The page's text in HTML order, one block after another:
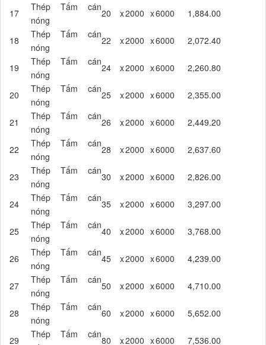
17
Thép Tấm cán
nóng
20 x2000 x6000 1,884.00
18
Thép Tấm cán
nóng
22 x2000 x6000 2,072.40
19
Thép Tấm cán
nóng
24 x2000 x6000 2,260.80
20
Thép Tấm cán
nóng
25 x2000 x6000 2,355.00
21
Thép Tấm cán
nóng
26 x2000 x6000 2,449.20
22
Thép Tấm cán
nóng
28 x2000 x6000 2,637.60
23
Thép Tấm cán
nóng
30 x2000 x6000 2,826.00
24
Thép Tấm cán
nóng
35 x2000 x6000 3,297.00
25
Thép Tấm cán
nóng
40 x2000 x6000 3,768.00
26
Thép Tấm cán
nóng
45 x2000 x6000 4,239.00
27
Thép Tấm cán
nóng
50 x2000 x6000 4,710.00
28
Thép Tấm cán
nóng
60 x2000 x6000 5,652.00
29
Thép Tấm cán
80 x2000 x6000 7,536.00